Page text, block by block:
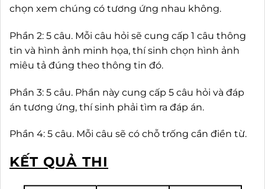
chọn xem chúng có tương ứng nhau không.
Phần 2: 5 câu. Mỗi câu hỏi sẽ cung cấp 1 câu thông
tin và hình ảnh minh họa, thí sinh chọn hình ảnh
miêu tả đúng theo thông tin đó.
Phần 3: 5 câu. Phần này cung cấp 5 câu hỏi và đáp
án tương ứng, thí sinh phải tìm ra đáp án.
Phần 4: 5 câu. Mỗi câu sẽ có chỗ trống cần điền từ.
KẾT QUẢ THI